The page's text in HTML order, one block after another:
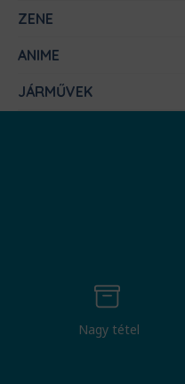
ZENE
ANIME
JÁRMŰVEK
Nagy tétel